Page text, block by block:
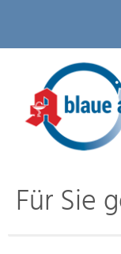
Für Sie